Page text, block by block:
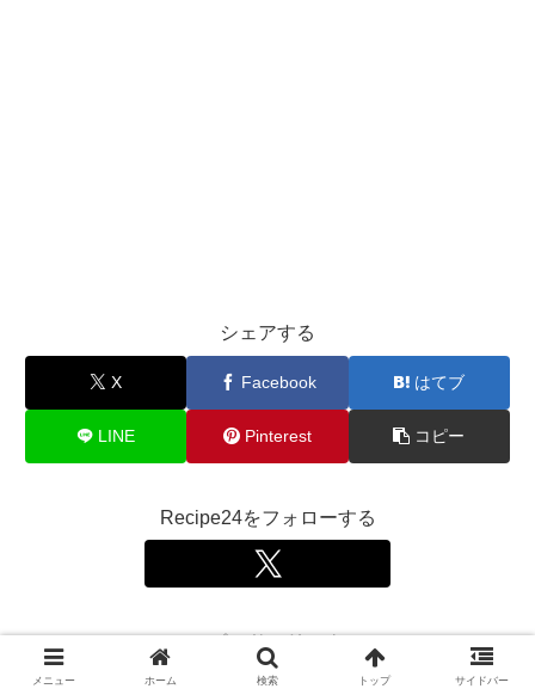
シェアする
X Facebook はてブ
LINE Pinterest コピー
Recipe24をフォローする
スポンサーリンク
メニュー ホーム 検索 トップ サイドバー